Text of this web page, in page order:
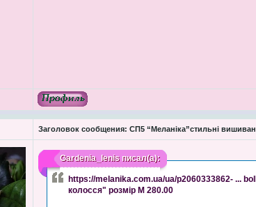
Заголовок сообщения: СП5 “Меланіка”стильні
Gardenia_lenisписал(а):
https://melanika.com.ua/ua/p2060333862- ...
колосся" розмір М 280.00